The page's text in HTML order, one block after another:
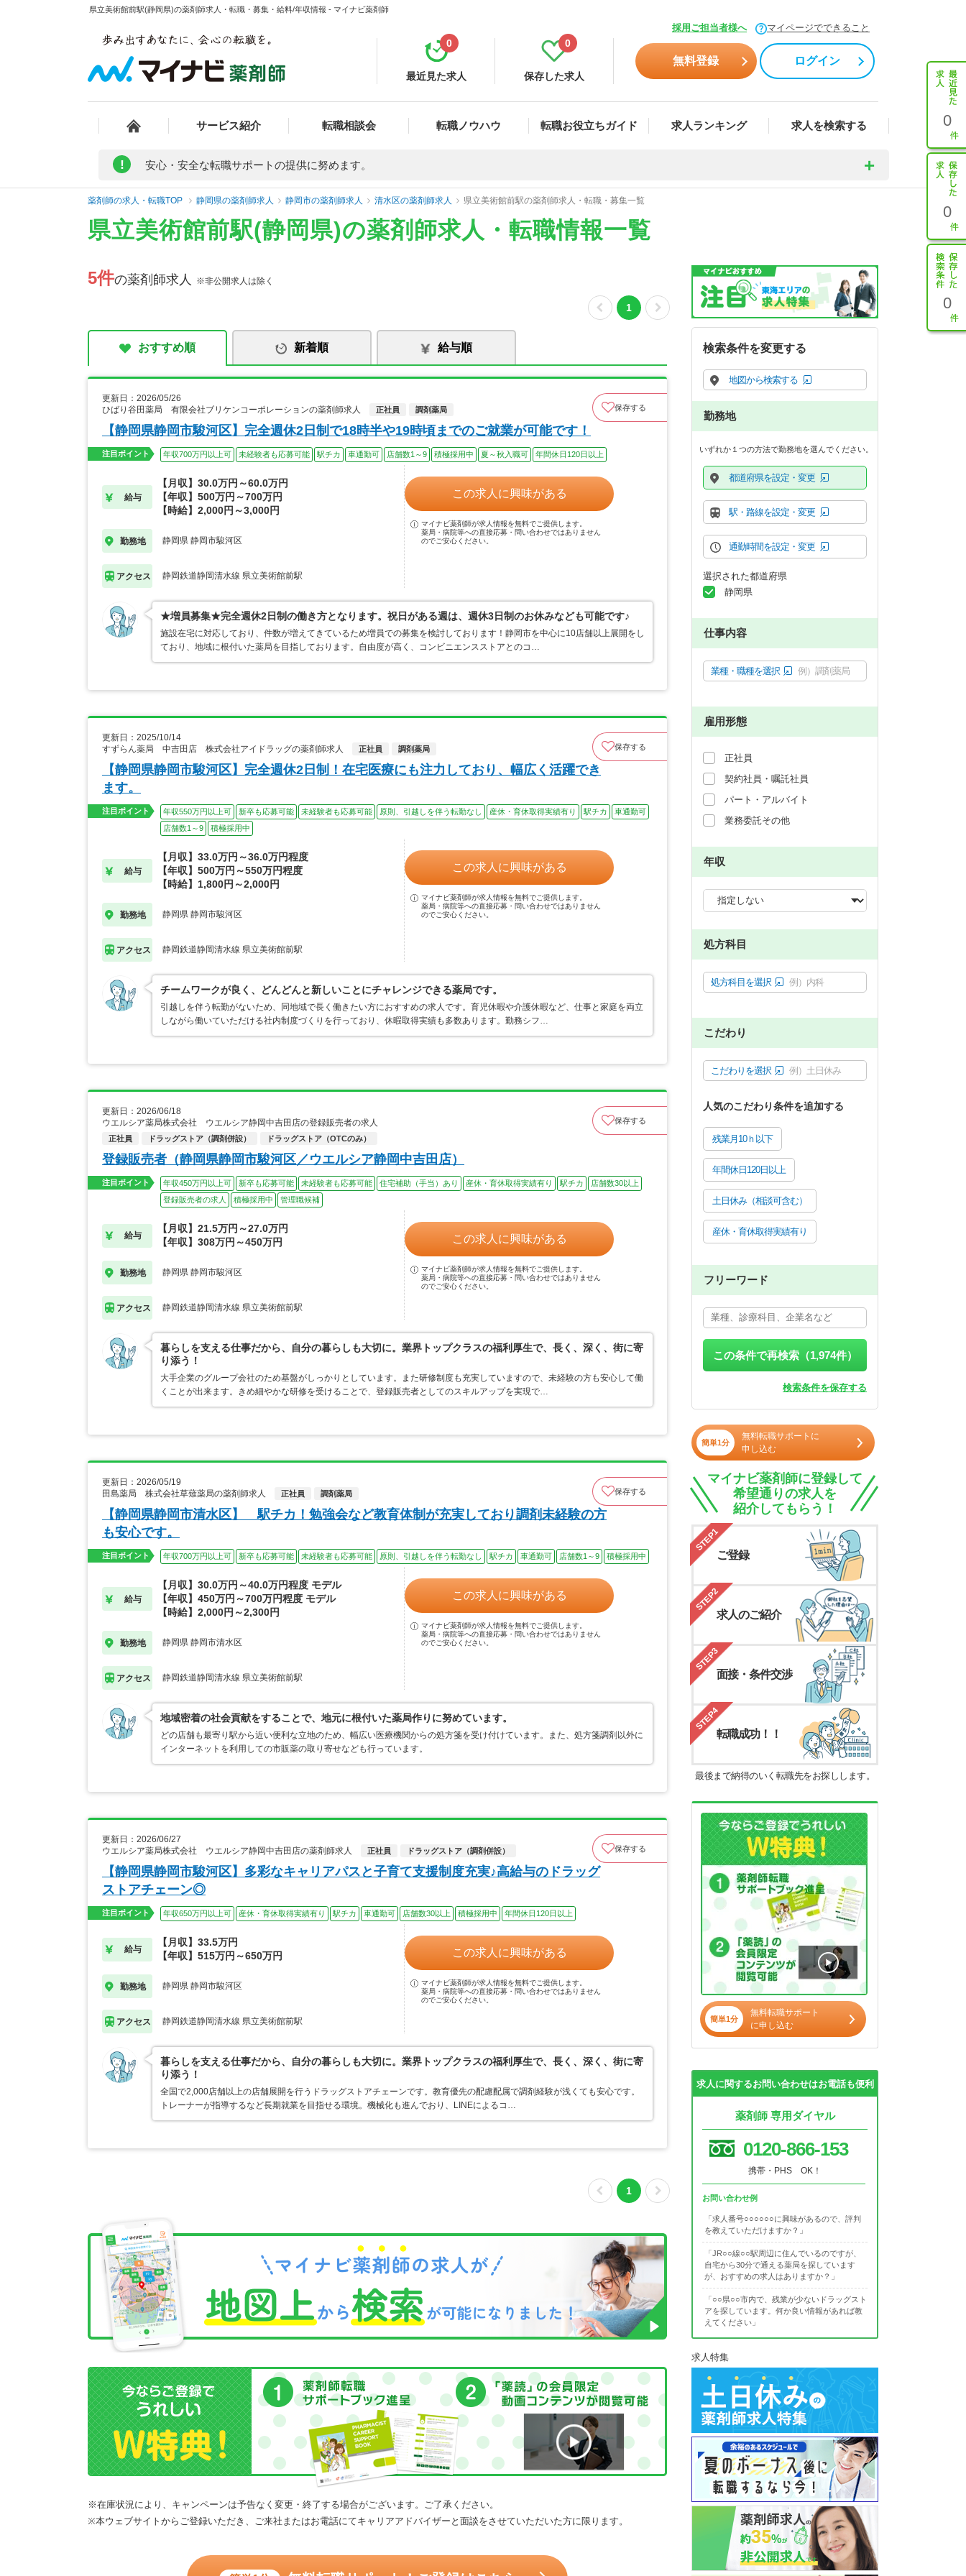
県立美術館前駅(静岡県)の薬剤師求人・転職・募集・給料/年収情報 - マイナビ薬剤師
採用ご担当者様へ マイページでできること
最近見た求人
0
保存した求人
0
無料登録 ログイン
サービス紹介 転職相談会 転職ノウハウ 転職お役立ちガイド 求人ランキング 求人を検索する 0
0
0
! 安心・安全な転職サポートの提供に努めます。
薬剤師の求人・転職TOP 静岡県の薬剤師求人 静岡市の薬剤師求人 清水区の薬剤師求人 県立美術館前駅の薬剤師求人・転職・募集一覧
県立美術館前駅(静岡県)の薬剤師求人・転職情報一覧
5件の薬剤師求人 ※非公開求人は除く
1
おすすめ順 新着順 給与順
更新日：2026/05/26
ひばり谷田薬局 有限会社ブリケンコーポレーションの薬剤師求人
正社員 調剤薬局 保存する
【静岡県静岡市駿河区】完全週休2日制で18時半や19時頃までのご就業が可能です！
注目ポイント 年収700万円以上可 未経験者も応募可能 駅チカ 車通勤可 店舗数1～9 積極採用中 夏～秋入職可 年間休日120日以上
給与
【月収】30.0万円～60.0万円
【年収】500万円～700万円
【時給】2,000円～3,000円
勤務地 静岡県 静岡市駿河区
アクセス 静岡鉄道静岡清水線 県立美術館前駅
この求人に興味がある
マイナビ薬剤師が求人情報を無料でご提供します。
薬局・病院等への直接応募・問い合わせではありません
のでご安心ください。
★増員募集★完全週休2日制の働き方となります。祝日がある週は、週休3日制のお休みなども可能です♪
施設在宅に対応しており、件数が増えてきているため増員での募集を検討しております！静岡市を中心に10店舗以上展開をし
ており、地域に根付いた薬局を目指しております。自由度が高く、コンビニエンスストアとのコ…
更新日：2025/10/14
すずらん薬局 中吉田店 株式会社アイドラッグの薬剤師求人
正社員 調剤薬局 保存する
【静岡県静岡市駿河区】完全週休2日制！在宅医療にも注力しており、幅広く活躍でき
ます。
注目ポイント 年収550万円以上可 新卒も応募可能 未経験者も応募可能 原則、引越しを伴う転勤なし 産休・育休取得実績有り 駅チカ
車通勤可
店舗数1～9
積極採用中
給与
【月収】33.0万円～36.0万円程度
【年収】500万円～550万円程度
【時給】1,800円～2,000円
勤務地 静岡県 静岡市駿河区
アクセス 静岡鉄道静岡清水線 県立美術館前駅
この求人に興味がある
マイナビ薬剤師が求人情報を無料でご提供します。
薬局・病院等への直接応募・問い合わせではありません
のでご安心ください。
チームワークが良く、どんどんと新しいことにチャレンジできる薬局です。
引越しを伴う転勤がないため、同地域で長く働きたい方におすすめの求人です。育児休暇や介護休暇など、仕事と家庭を両立
しながら働いていただける社内制度づくりを行っており、休暇取得実績も多数あります。勤務シフ…
更新日：2026/06/18
ウエルシア薬局株式会社 ウエルシア静岡中吉田店の登録販売者の求人
正社員 ドラッグストア（調剤併設） ドラッグストア（OTCのみ）
保存する
登録販売者（静岡県静岡市駿河区／ウエルシア静岡中吉田店）
注目ポイント 年収450万円以上可 新卒も応募可能 未経験者も応募可能 住宅補助（手当）あり 産休・育休取得実績有り 駅チカ
店舗数30以上
登録販売者の求人
積極採用中 管理職候補
給与
【月収】21.5万円～27.0万円
【年収】308万円～450万円
勤務地 静岡県 静岡市駿河区
アクセス 静岡鉄道静岡清水線 県立美術館前駅
この求人に興味がある
マイナビ薬剤師が求人情報を無料でご提供します。
薬局・病院等への直接応募・問い合わせではありません
のでご安心ください。
暮らしを支える仕事だから、自分の暮らしも大切に。業界トップクラスの福利厚生で、長く、深く、街に寄
り添う！
大手企業のグループ会社のため基盤がしっかりとしています。また研修制度も充実していますので、未経験の方も安心して働
くことが出来ます。きめ細やかな研修を受けることで、登録販売者としてのスキルアップを実現で…
更新日：2026/05/19
田島薬局 株式会社草薙薬局の薬剤師求人
正社員 調剤薬局 保存する
【静岡県静岡市清水区】 駅チカ！勉強会など教育体制が充実しており調剤未経験の方
も安心です。
注目ポイント 年収700万円以上可 新卒も応募可能 未経験者も応募可能 原則、引越しを伴う転勤なし 駅チカ 車通勤可 店舗数1～9 積極採用中
給与
【月収】30.0万円～40.0万円程度 モデル
【年収】450万円～700万円程度 モデル
【時給】2,000円～2,300円
勤務地 静岡県 静岡市清水区
アクセス 静岡鉄道静岡清水線 県立美術館前駅
この求人に興味がある
マイナビ薬剤師が求人情報を無料でご提供します。
薬局・病院等への直接応募・問い合わせではありません
のでご安心ください。
地域密着の社会貢献をすることで、地元に根付いた薬局作りに努めています。
どの店舗も最寄り駅から近い便利な立地のため、幅広い医療機関からの処方箋を受け付けています。また、処方箋調剤以外に
インターネットを利用しての市販薬の取り寄せなども行っています。
更新日：2026/06/27
ウエルシア薬局株式会社 ウエルシア静岡中吉田店の薬剤師求人
正社員 ドラッグストア（調剤併設） 保存する
【静岡県静岡市駿河区】多彩なキャリアパスと子育て支援制度充実♪高給与のドラッグ
ストアチェーン◎
注目ポイント 年収650万円以上可 産休・育休取得実績有り 駅チカ 車通勤可 店舗数30以上 積極採用中 年間休日120日以上
給与
【月収】33.5万円
【年収】515万円～650万円
勤務地 静岡県 静岡市駿河区
アクセス 静岡鉄道静岡清水線 県立美術館前駅
この求人に興味がある
マイナビ薬剤師が求人情報を無料でご提供します。
薬局・病院等への直接応募・問い合わせではありません
のでご安心ください。
暮らしを支える仕事だから、自分の暮らしも大切に。業界トップクラスの福利厚生で、長く、深く、街に寄
り添う！
全国で2,000店舗以上の店舗展開を行うドラッグストアチェーンです。教育優先の配慮配属で調剤経験が浅くても安心です。
トレーナーが指導するなど長期就業を目指せる環境。機械化も進んでおり、LINEによるコ…
1
※在庫状況により、キャンペーンは予告なく変更・終了する場合がございます。ご了承ください。
※本ウェブサイトからご登録いただき、ご来社またはお電話にてキャリアアドバイザーと面談をさせていただいた方に限ります。
検索条件を変更する
地図から検索する
勤務地
いずれか１つの方法で勤務地を選んでください。
都道府県を設定・変更
駅・路線を設定・変更
通勤時間を設定・変更
選択された都道府県
静岡県
仕事内容
業種・職種を選択 例）調剤薬局
雇用形態
正社員
契約社員・嘱託社員
パート・アルバイト
業務委託その他
年収
処方科目
処方科目を選択 例）内科
こだわり
こだわりを選択 例）土日休み
人気のこだわり条件を追加する
残業月10ｈ以下
年間休日120日以上
土日休み（相談可含む）
産休・育休取得実績有り
フリーワード
この条件で再検索（1,974件）
検索条件を保存する
簡単1分
無料転職サポートに
申し込む
マイナビ薬剤師に登録して
希望通りの求人を
紹介してもらう！
STEP1
ご登録
STEP2
求人のご紹介
STEP3
面接・条件交渉
STEP4
転職成功！！
最後まで納得のいく転職先をお探しします。
簡単1分
無料転職サポート
に申し込む
求人に関するお問い合わせはお電話も便利
薬剤師 専用ダイヤル
0120-866-153
携帯・PHS OK！
お問い合わせ例
「求人番号○○○○○○に興味があるので、評判
を教えていただけますか？」
「JR○○線○○駅周辺に住んでいるのですが、
自宅から30分で通える薬局を探しています
が、おすすめの求人はありますか？」
「○○県○○市内で、残業が少ないドラッグスト
アを探しています。何か良い情報があれば教
えてください」
求人特集